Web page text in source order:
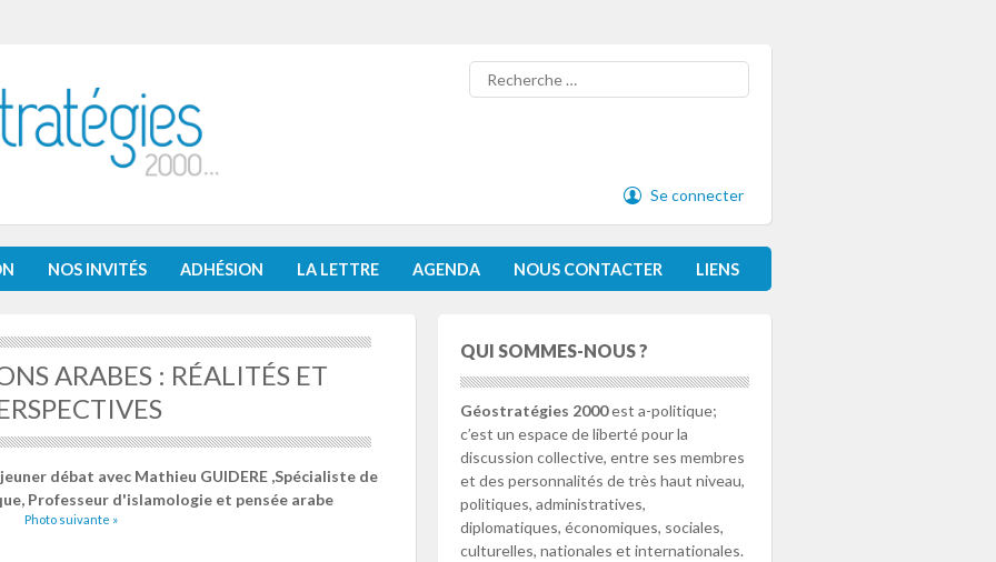
Se connecter
Recherche
NOS INVITÉS ADHÉSION LA LETTRE AGENDA NOUS CONTACTER LIENS
ARABES : RÉALITÉS ET
débat avec Mathieu GUIDERE ,Spécialiste de
Professeur d'islamologie et pensée arabe
Photo suivante »
QUI SOMMES-NOUS ?
Géostratégies 2000est a-politique;
c’est un espace de liberté pour la
discussion collective, entre ses membres
et des personnalités de très haut niveau,
politiques, administratives,
diplomatiques, économiques, sociales,
culturelles, nationales et internationales.